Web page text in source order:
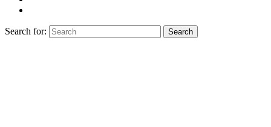
Search for: Search